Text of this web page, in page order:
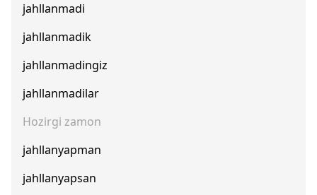
jahllanmadi
jahllanmadik
jahllanmadingiz
jahllanmadilar
Hozirgi zamon
jahllanyapman
jahllanyapsan